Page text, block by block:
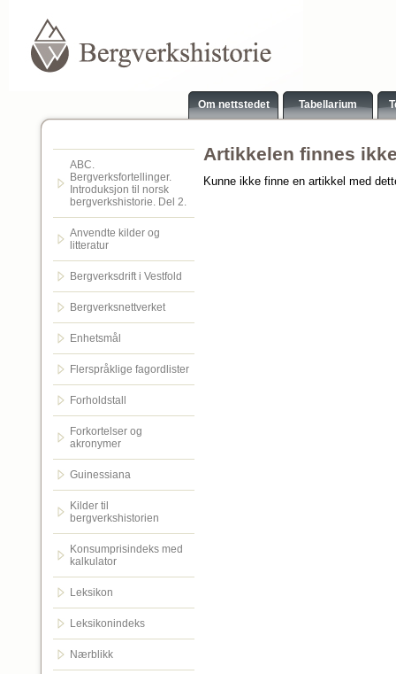
Om nettstedet Tabellarium
ABC.
Bergverksfortellinger.
Introduksjon til norsk
bergverkshistorie. Del 2.
Anvendte kilder og
litteratur
Bergverksdrift i Vestfold
Bergverksnettverket
Enhetsmål
Flerspråklige fagordlister
Forholdstall
Forkortelser og
akronymer
Guinessiana
Kilder til
bergverkshistorien
Konsumprisindeks med
kalkulator
Leksikon
Leksikonindeks
Nærblikk
Artikkelen finnes
Kunne ikke finne en artikkel med